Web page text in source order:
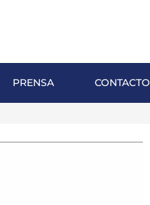
PRENSA CONTACTO